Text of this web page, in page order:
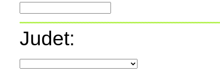
Judet: